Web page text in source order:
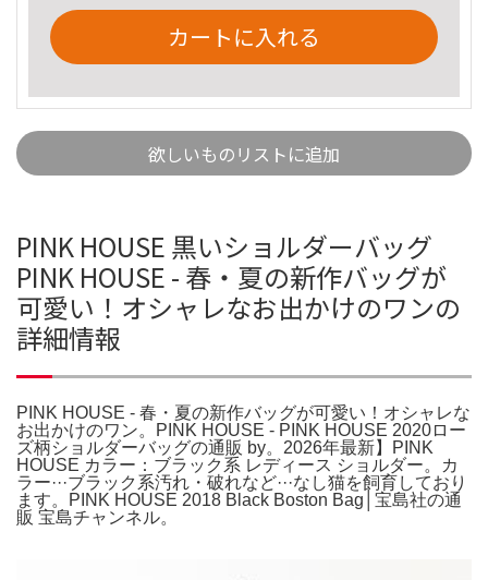
カートに入れる
欲しいものリストに追加
PINK HOUSE 黒いショルダーバッグ
PINK HOUSE - 春・夏の新作バッグが
可愛い！オシャレなお出かけのワンの
詳細情報
PINK HOUSE - 春・夏の新作バッグが可愛い！オシャレな
お出かけのワン。PINK HOUSE - PINK HOUSE 2020ロー
ズ柄ショルダーバッグの通販 by。2026年最新】PINK
HOUSE カラー：ブラック系 レディース ショルダー。カ
ラー···ブラック系汚れ・破れなど···なし猫を飼育しており
ます。PINK HOUSE 2018 Black Boston Bag│宝島社の通
販 宝島チャンネル。